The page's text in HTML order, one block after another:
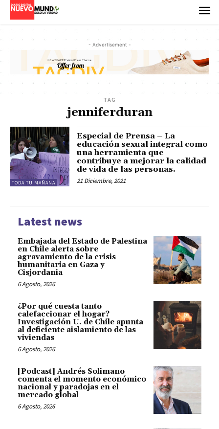
- Advertisement -
TAG
jenniferduran
TODA TU MAÑANA
Especial de Prensa – La
educación sexual integral como
una herramienta que
contribuye a mejorar la calidad
de vida de las personas.
21 Diciembre, 2021
Latest news
Embajada del Estado de Palestina
en Chile alerta sobre
agravamiento de la crisis
humanitaria en Gaza y
Cisjordania
6 Agosto, 2026
¿Por qué cuesta tanto
calefaccionar el hogar?
Investigación U. de Chile apunta
al deficiente aislamiento de las
viviendas
6 Agosto, 2026
[Podcast] Andrés Solimano
comenta el momento económico
nacional y paradojas en el
mercado global
6 Agosto, 2026